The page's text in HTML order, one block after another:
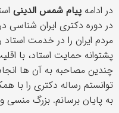
در ادامه پیام شمس الدینی
در دوره دکتری ایران شناسی
مردم ایران را در خدمت استاد
پشتوانه حمایت استاد، با
چندین مصاحبه به آن ها
توانستم رساله دکتری را با
به پایان برسانم. بزرگ